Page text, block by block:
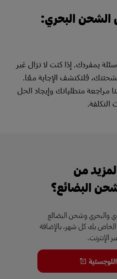
الشحن البحري:
بمفردك. إذا كنت لا تزال غير
فلنكتشف الإجابة معًا.
مراجعة متطلباتك وإيجاد الحل
التكلفة.
من
البضائع؟
والبحري وشحن البضائع
الخاص بك كل شهر، بالإضافة
الإنترنت.